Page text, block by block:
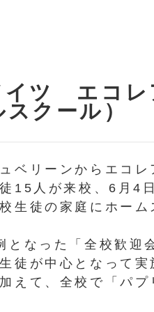
イツ エコレ
クール）
ベリーンからエコ
15人が来校、6月4
生徒の家庭にホー
となった「全校歓迎
徒が中心となって
えて、全校で「パ